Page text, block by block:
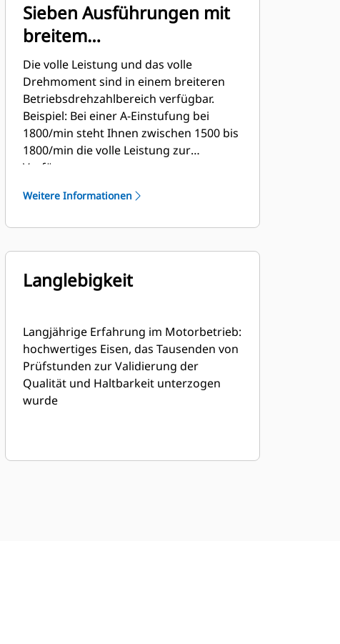
Sieben Ausführungen mit
breitem
Betriebsdrehzahlbereich
(WOSR)
Die volle Leistung und das volle
Drehmoment sind in einem breiteren
Betriebsdrehzahlbereich verfügbar.
Beispiel: Bei einer A-Einstufung bei
1800/min steht Ihnen zwischen 1500 bis
1800/min die volle Leistung zur
Verfügung.
Weitere Informationen
Langlebigkeit
Langjährige Erfahrung im Motorbetrieb:
hochwertiges Eisen, das Tausenden von
Prüfstunden zur Validierung der
Qualität und Haltbarkeit unterzogen
wurde